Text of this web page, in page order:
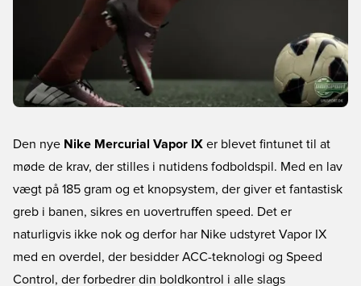
Den nye Nike Mercurial Vapor IX er blevet fintunet til at
møde de krav, der stilles i nutidens fodboldspil. Med en lav
vægt på 185 gram og et knopsystem, der giver et fantastisk
greb i banen, sikres en uovertruffen speed. Det er
naturligvis ikke nok og derfor har Nike udstyret Vapor IX
med en overdel, der besidder ACC-teknologi og Speed
Control, der forbedrer din boldkontrol i alle slags